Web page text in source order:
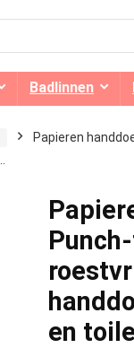
Badlinnen
Papieren
en